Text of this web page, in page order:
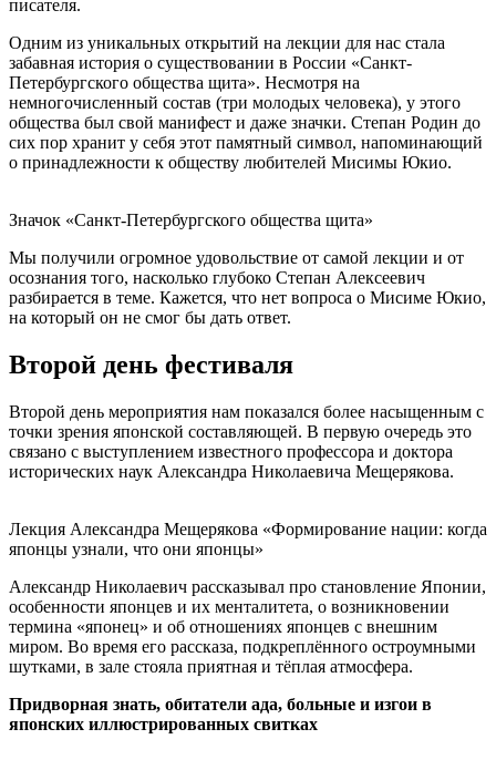
писателя.
Одним из уникальных открытий на лекции для нас стала
забавная история о существовании в России «Санкт-
Петербургского общества щита». Несмотря на
немногочисленный состав (три молодых человека), у этого
общества был свой манифест и даже значки. Степан Родин до
сих пор хранит у себя этот памятный символ, напоминающий
о принадлежности к обществу любителей Мисимы Юкио.
Значок «Санкт-Петербургского общества щита»
Мы получили огромное удовольствие от самой лекции и от
осознания того, насколько глубоко Степан Алексеевич
разбирается в теме. Кажется, что нет вопроса о Мисиме Юкио,
на который он не смог бы дать ответ.
Второй день фестиваля
Второй день мероприятия нам показался более насыщенным с
точки зрения японской составляющей. В первую очередь это
связано с выступлением известного профессора и доктора
исторических наук Александра Николаевича Мещерякова.
Лекция Александра Мещерякова «Формирование нации: когда
японцы узнали, что они японцы»
Александр Николаевич рассказывал про становление Японии,
особенности японцев и их менталитета, о возникновении
термина «японец» и об отношениях японцев с внешним
миром. Во время его рассказа, подкреплённого остроумными
шутками, в зале стояла приятная и тёплая атмосфера.
Придворная знать, обитатели ада, больные и изгои в
японских иллюстрированных свитках